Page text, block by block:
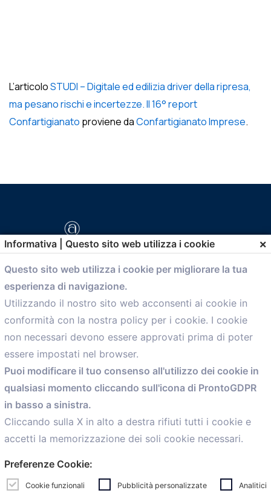
L’articoloSTUDI – Digitale ed edilizia driver della ripresa,
ma pesano rischi e incertezze. Il 16° report
Confartigianato proviene daConfartigianato Imprese.
comunicazione@confartigianato.bo.it
Menù
Home
Servizi
Convenzioni
Voce delle Nostre aziende
Informazioni Ex L. 124/2017
News
personalCaf
Informativa | Questo sito web utilizza i cookie ×
Questo sito web utilizza i cookie per migliorare la tua
esperienza di navigazione.
Utilizzando il nostro sito web acconsenti ai cookie in
conformità con la nostra policy per i cookie. I cookie
non necessari devono essere approvati prima di poter
essere impostati nel browser.
Puoi modificare il tuo consenso all'utilizzo dei cookie in
qualsiasi momento cliccando sull'icona di ProntoGDPR
in basso a sinistra.
Cliccando sulla X in alto a destra rifiuti tutti i cookie e
accetti la memorizzazione dei soli cookie necessari.
Preferenze Cookie:
Cookie funzionali Pubblicità personalizzate Analitici